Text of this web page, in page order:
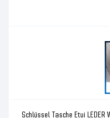
Schlüssel Tasche Etui